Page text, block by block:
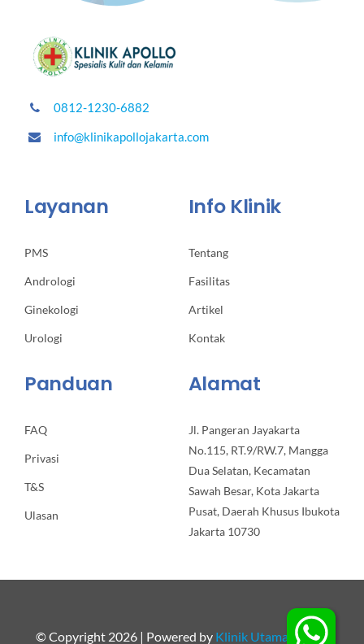
0812-1230-6882
info@klinikapollojakarta.com
Layanan
PMS
Andrologi
Ginekologi
Urologi
Info Klinik
Tentang
Fasilitas
Artikel
Kontak
Panduan
FAQ
Privasi
T&S
Ulasan
Alamat
Jl. Pangeran Jayakarta
No.115, RT.9/RW.7, Mangga
Dua Selatan, Kecamatan
Sawah Besar, Kota Jakarta
Pusat, Daerah Khusus Ibukota
Jakarta 10730
© Copyright 2026 | Powered by Klinik Utama Apollo